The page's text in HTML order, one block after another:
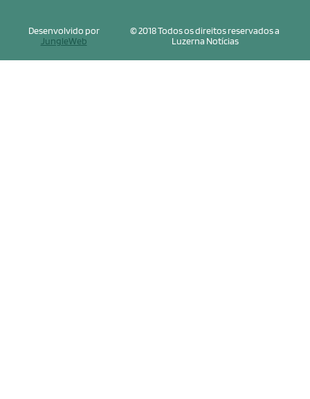
© 2018 Todos os direitos reservados a
Luzerna Notícias
Desenvolvido por
JungleWeb